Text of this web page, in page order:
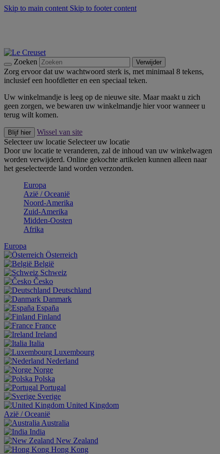
Skip to main content Skip to footer content
Zoeken Verwijder
Zorg ervoor dat uw wachtwoord sterk is, met minimaal 8 tekens,
inclusief een hoofdletter en een speciaal teken.
Uw winkelmandje is leeg op de nieuwe site. Maar maakt u zich
geen zorgen, we bewaren uw winkelmandje hier voor wanneer u
terug wilt komen.
Blijf hier
Wissel van site
Selecteer uw locatie Selecteer uw locatie
Door uw locatie te veranderen, zal de inhoud van uw winkelwagen
worden verwijderd. Online gekochte artikelen kunnen alleen naar
het geselecteerde land worden verzonden.
Europa
Aziё / Oceaniё
Noord-Amerika
Zuid-Amerika
Midden-Oosten
Afrika
Europa
Österreich
België
Schweiz
Česko
Deutschland
Danmark
España
Finland
France
Ireland
Italia
Luxembourg
Nederland
Norge
Polska
Portugal
Sverige
United Kingdom
Aziё / Oceaniё
Australia
India
New Zealand
Hong Kong